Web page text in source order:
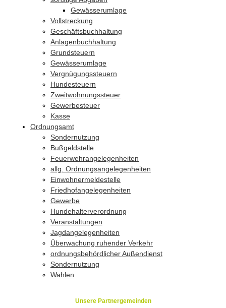
Gewässerumlage
Vollstreckung
Geschäftsbuchhaltung
Anlagenbuchhaltung
Grundsteuern
Gewässerumlage
Vergnügungssteuern
Hundesteuern
Zweitwohnungssteuer
Gewerbesteuer
Kasse
Ordnungsamt
Sondernutzung
Bußgeldstelle
Feuerwehrangelegenheiten
allg. Ordnungsangelegenheiten
Einwohnermeldestelle
Friedhofangelegenheiten
Gewerbe
Hundehalterverordnung
Veranstaltungen
Jagdangelegenheiten
Überwachung ruhender Verkehr
ordnungsbehördlicher Außendienst
Sondernutzung
Wahlen
Unsere Partnergemeinden